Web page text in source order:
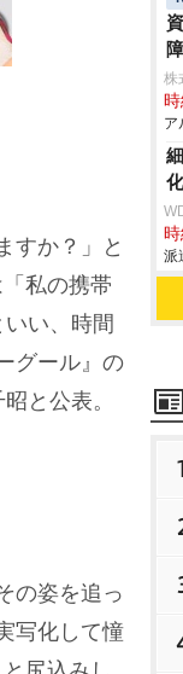
すか？」と
私の携帯
い、時間
グール』の
と公表。
の姿を追っ
写化して憧
株
ア
派
1